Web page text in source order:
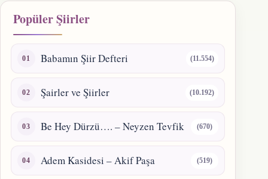
Popüler Şiirler
Babamın Şiir Defteri (11.554)
Şairler ve Şiirler (10.192)
Be Hey Dürzü…. – Neyzen Tevfik (670)
Adem Kasidesi – Akif Paşa (519)